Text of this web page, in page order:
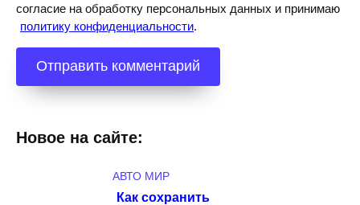
согласие на обработку персональных данных и принимаю
политику конфиденциальности.
Новое на сайте:
АВТО МИР
Как сохранить